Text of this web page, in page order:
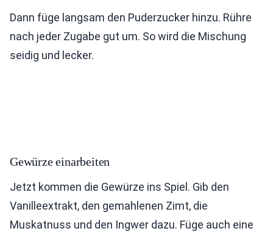
Dann füge langsam den Puderzucker hinzu. Rühre
nach jeder Zugabe gut um. So wird die Mischung
seidig und lecker.
Gewürze einarbeiten
Jetzt kommen die Gewürze ins Spiel. Gib den
Vanilleextrakt, den gemahlenen Zimt, die
Muskatnuss und den Ingwer dazu. Füge auch eine